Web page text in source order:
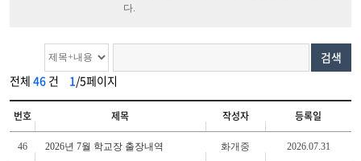
다.
전체 46 건 1/5페이지
검색
번호 제목 작성자 등록일
46 2026년 7월 학교장 출장내역 화개중 2026.07.31